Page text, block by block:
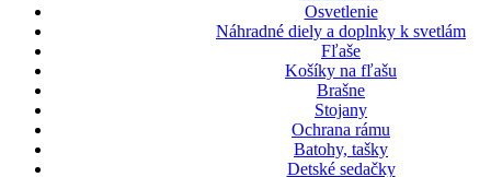
Osvetlenie
Náhradné diely a doplnky k svetlám
Fľaše
Košíky na fľašu
Brašne
Stojany
Ochrana rámu
Batohy, tašky
Detské sedačky